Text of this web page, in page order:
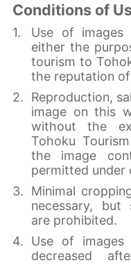
Conditions of
Use of
either the
tourism to
the reputation
Reproduction,
image on this
without the
Tohoku
the image
permitted under
Minimal
necessary, but
are prohibited.
Use of
decreased